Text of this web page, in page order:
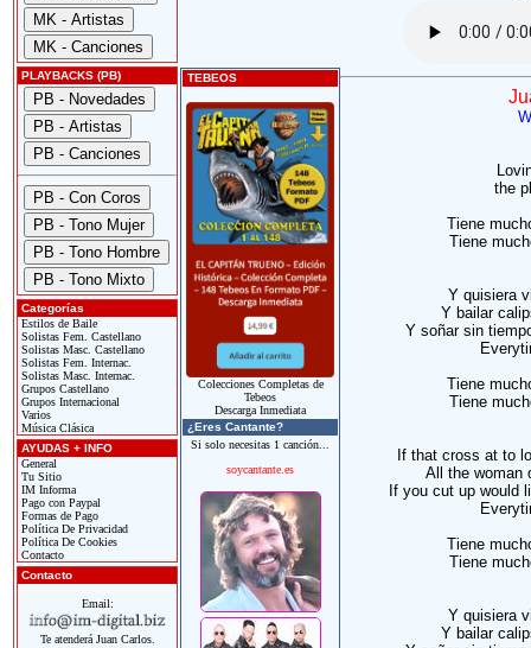
PLAYBACKS (PB)
Categorías
Estilos de Baile
Solistas Fem. Castellano
Solistas Masc. Castellano
Solistas Fem. Internac.
Solistas Masc. Internac.
Grupos Castellano
Grupos Internacional
Varios
Música Clásica
AYUDAS + INFO
General
Tu Sitio
IM Informa
Pago con Paypal
Formas de Pago
Política De Privacidad
Política De Cookies
Contacto
Contacto
Email:
Te atenderá Juan Carlos.
TEBEOS
Colecciones Completas de
Tebeos
Descarga Inmediata
¿Eres Cantante?
Si solo necesitas 1 canción...
soycantante.es
the
Tiene
Tiene
Y quisiera
Y bailar
Y soñar sin
Tiene
Tiene
If that cross at to
All the woman
If you cut up would
Tiene
Tiene
Y quisiera
Y bailar